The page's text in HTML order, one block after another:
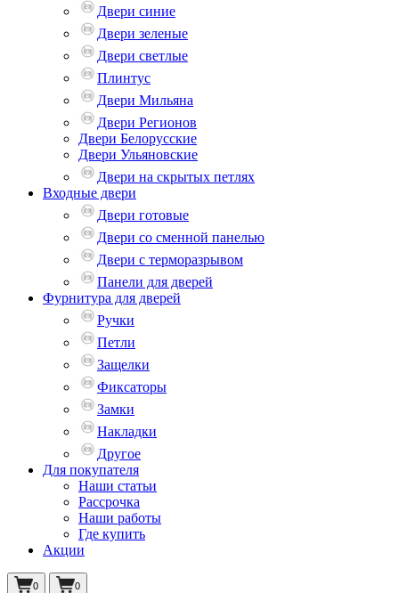
Двери синие
Двери зеленые
Двери светлые
Плинтус
Двери Мильяна
Двери Регионов
Двери Белорусские
Двери Ульяновские
Двери на скрытых петлях
Входные двери
Двери готовые
Двери со сменной панелью
Двери с терморазрывом
Панели для дверей
Фурнитура для дверей
Ручки
Петли
Защелки
Фиксаторы
Замки
Накладки
Другое
Для покупателя
Наши статьи
Рассрочка
Наши работы
Где купить
Акции
0 0